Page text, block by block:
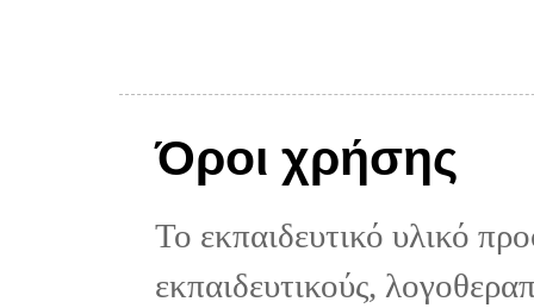
Όροι χρήσης
Το εκπαιδευτικό υλικό
εκπαιδευτικούς,